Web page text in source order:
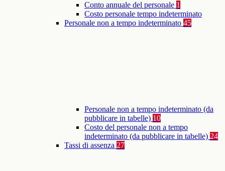
Conto annuale del personale 1
Costo personale tempo indeterminato
Personale non a tempo indeterminato 45
Personale non a tempo indeterminato (da
pubblicare in tabelle) 10
Costo del personale non a tempo
indeterminato (da pubblicare in tabelle) 24
Tassi di assenza 27